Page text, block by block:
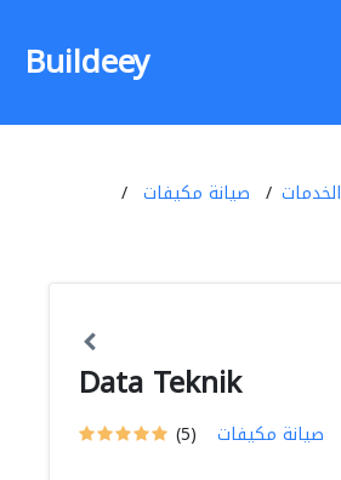
Buildeey
الخدمات
صيانة مكيفات
Data Teknik
(5) صيانة مكيفات